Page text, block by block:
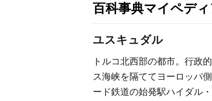
百科事典マイペデ
ユスキュダル
トルコ北西部の都市。行政
ス海峡を隔ててヨーロッパ
ード鉄道の始発駅ハイダル